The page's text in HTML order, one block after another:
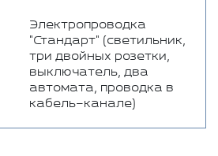
Электропроводка
"Стандарт" (светильник,
три двойных розетки,
выключатель, два
автомата, проводка в
кабель–канале)